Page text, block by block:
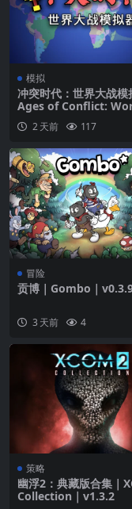
喷气发动机吗
现。
模拟
冲突时代：世界大战模
Ages of Conflict:
2 天前 117
冒险
贡博｜Gombo｜
3 天前 4
策略
幽浮2：典藏版合集｜
Collection｜v1.3.2